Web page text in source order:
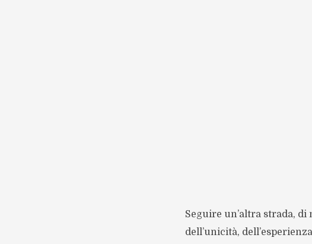
Seguire un’altra strada,
dell’unicità,